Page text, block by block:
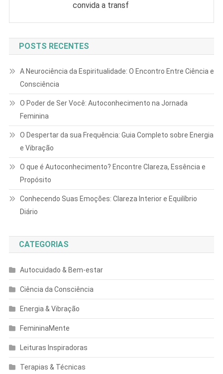
convida a transf
POSTS RECENTES
A Neurociência da Espiritualidade: O Encontro Entre Ciência e
Consciência
O Poder de Ser Você: Autoconhecimento na Jornada
Feminina
O Despertar da sua Frequência: Guia Completo sobre Energia
e Vibração
O que é Autoconhecimento? Encontre Clareza, Essência e
Propósito
Conhecendo Suas Emoções: Clareza Interior e Equilíbrio
Diário
CATEGORIAS
Autocuidado & Bem-estar
Ciência da Consciência
Energia & Vibração
FemininaMente
Leituras Inspiradoras
Terapias & Técnicas